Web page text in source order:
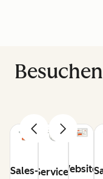
Sales-Service-Website-